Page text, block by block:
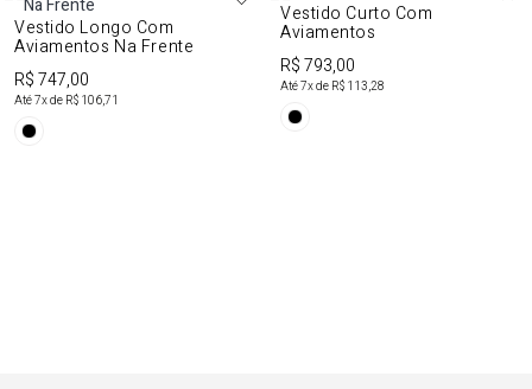
Vestido Longo Com
Aviamentos Na Frente
R$ 747,00
Até7x de R$ 106,71
Vestido Curto Com
Aviamentos
R$ 793,00
Até7x de R$ 113,28